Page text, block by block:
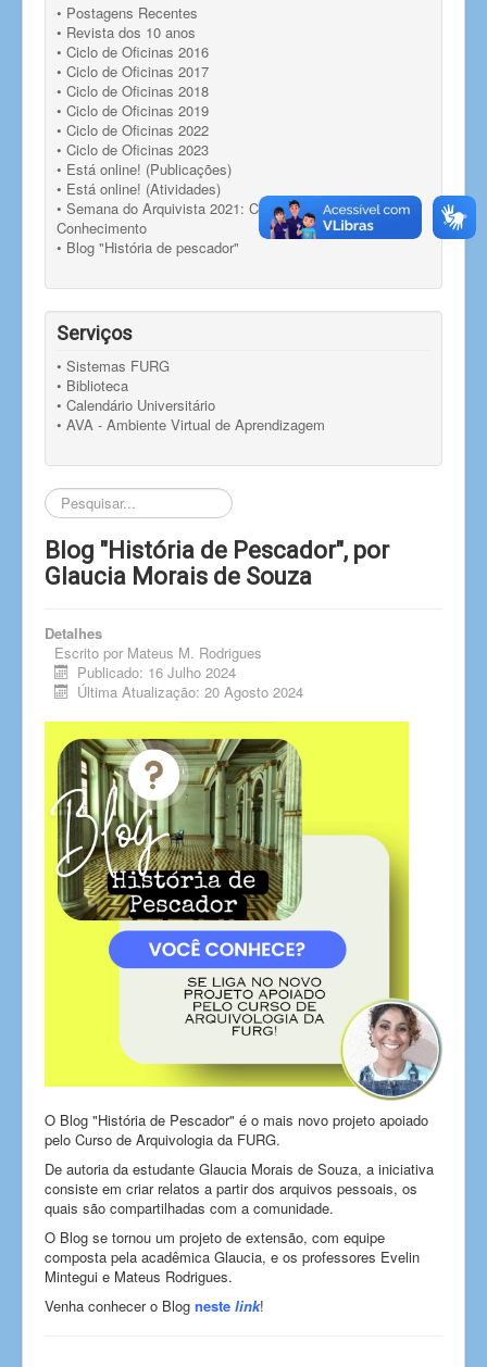
• Postagens Recentes
• Revista dos 10 anos
• Ciclo de Oficinas 2016
• Ciclo de Oficinas 2017
• Ciclo de Oficinas 2018
• Ciclo de Oficinas 2019
• Ciclo de Oficinas 2022
• Ciclo de Oficinas 2023
• Está online! (Publicações)
• Está online! (Atividades)
• Semana do Arquivista 2021: Compartilhando
Conhecimento
• Blog "História de pescador"
Serviços
• Sistemas FURG
• Biblioteca
• Calendário Universitário
• AVA - Ambiente Virtual de Aprendizagem
Pesquisar...
Blog "História de Pescador", por
Glaucia Morais de Souza
Detalhes
Escrito por Mateus M. Rodrigues
Publicado: 16 Julho 2024
Última Atualização: 20 Agosto 2024
O Blog "História de Pescador" é o mais novo projeto apoiado
pelo Curso de Arquivologia da FURG.
De autoria da estudante Glaucia Morais de Souza, a iniciativa
consiste em criar relatos a partir dos arquivos pessoais, os
quais são compartilhadas com a comunidade.
O Blog se tornou um projeto de extensão, com equipe
composta pela acadêmica Glaucia, e os professores Evelin
Mintegui e Mateus Rodrigues.
Venha conhecer o Blog neste link!